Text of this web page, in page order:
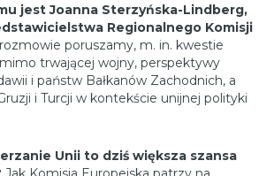
jest Joanna Sterzyńska-Lindberg,
Regionalnego Komisji
poruszamy, m. in. kwestie
trwającej wojny, perspektywy
i państw Bałkanów Zachodnich, a
i Turcji w kontekście unijnej polityki
Unii to dziś większa szansa